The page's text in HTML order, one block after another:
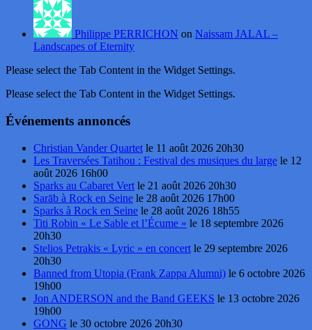
Philippe PERRICHON on Naissam JALAL –
Landscapes of Eternity
Please select the Tab Content in the Widget Settings.
Please select the Tab Content in the Widget Settings.
Événements annoncés
Christian Vander Quartet le 11 août 2026 20h30
Les Traversées Tatihou : Festival des musiques du large le 12
août 2026 16h00
Sparks au Cabaret Vert le 21 août 2026 20h30
Sarāb à Rock en Seine le 28 août 2026 17h00
Sparks à Rock en Seine le 28 août 2026 18h55
Titi Robin « Le Sable et l’Écume » le 18 septembre 2026
20h30
Stelios Petrakis « Lyric » en concert le 29 septembre 2026
20h30
Banned from Utopia (Frank Zappa Alumni) le 6 octobre 2026
19h00
Jon ANDERSON and the Band GEEKS le 13 octobre 2026
19h00
GONG le 30 octobre 2026 20h30